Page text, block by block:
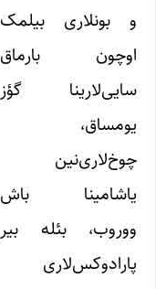
و بونلاری بیلمک
اوچون بارماق
سایی‌لارینا گؤز
یومساق،
چوخ‌لاری‌نین
یاشامینا باش
ووروب، بئله بیر
پارادوکس‌لاری